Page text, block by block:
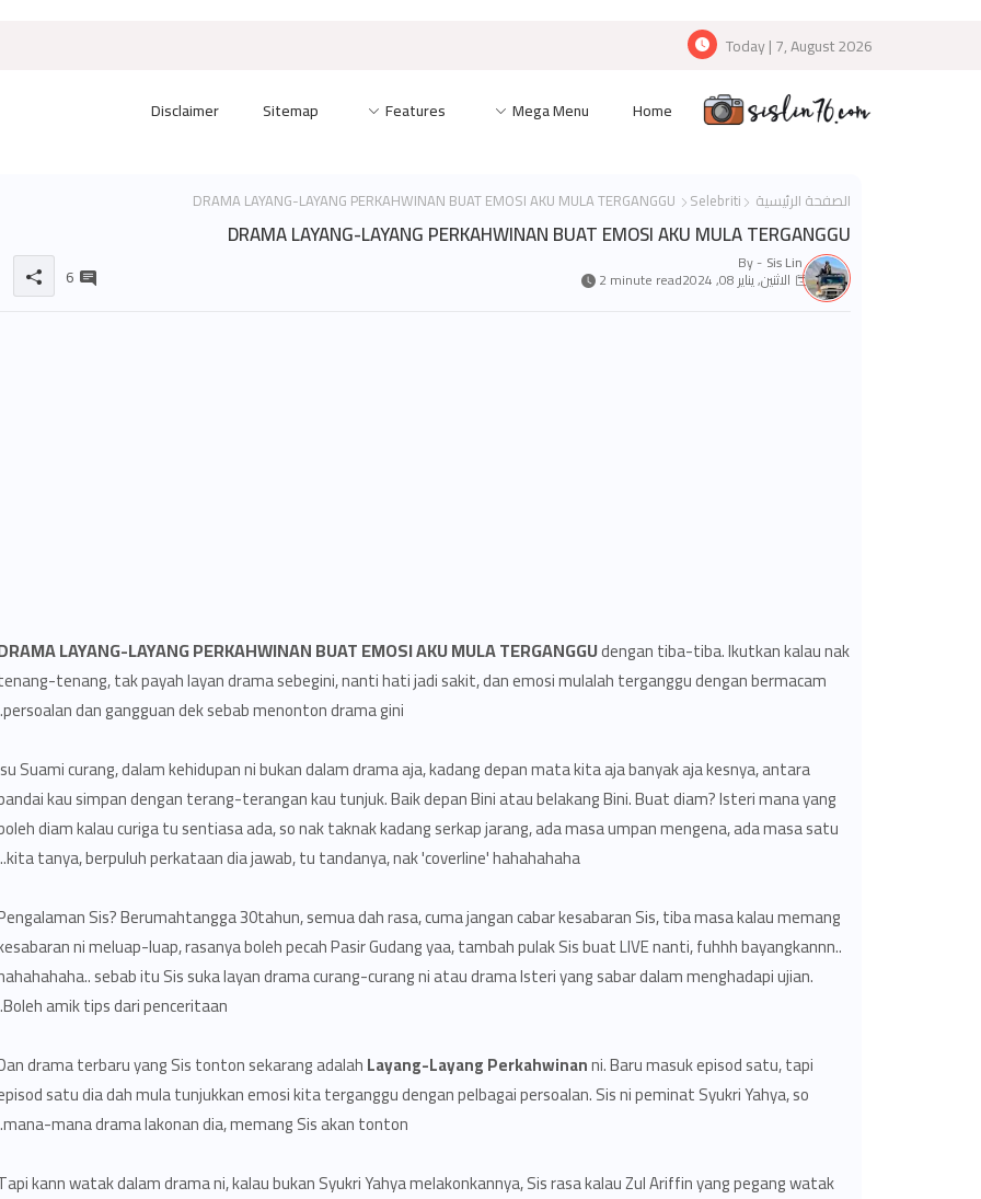
Today | 7, August 2026
Home
Mega Menu
Features
Sitemap
Disclaimer
الصفحة الرئيسية Selebriti
DRAMA LAYANG-LAYANG PERKAHWINAN BUAT EMOSI AKU MULA TERGANGGU
By - Sis Lin
الاثنين, يناير 08, 2024 2 minute read
6
LAYANG-LAYANG PERKAHWINAN BUAT EMOSI AKU MULA TERGANGGUdengan tiba-tiba. Ikutkan kalau nak
tenang, tak payah layan drama sebegini, nanti hati jadi sakit, dan emosi mulalah terganggu dengan bermacam
persoalan dan gangguan dek sebab menonton drama gini.
Suami curang, dalam kehidupan ni bukan dalam drama aja, kadang depan mata kita aja banyak aja kesnya, antara
kau simpan dengan terang-terangan kau tunjuk. Baik depan Bini atau belakang Bini. Buat diam? Isteri mana yang
diam kalau curiga tu sentiasa ada, so nak taknak kadang serkap jarang, ada masa umpan mengena, ada masa satu
kita tanya, berpuluh perkataan dia jawab, tu tandanya, nak 'coverline' hahahahaha..
Sis? Berumahtangga 30tahun, semua dah rasa, cuma jangan cabar kesabaran Sis, tiba masa kalau memang
ni meluap-luap, rasanya boleh pecah Pasir Gudang yaa, tambah pulak Sis buat LIVE nanti, fuhhh bayangkannn..
sebab itu Sis suka layan drama curang-curang ni atau drama Isteri yang sabar dalam menghadapi ujian.
Boleh amik tips dari penceritaan.
drama terbaru yang Sis tonton sekarang adalahLayang-Layang Perkahwinanni. Baru masuk episod satu, tapi
satu dia dah mula tunjukkan emosi kita terganggu dengan pelbagai persoalan. Sis ni peminat Syukri Yahya, so
mana-mana drama lakonan dia, memang Sis akan tonton.
kann watak dalam drama ni, kalau bukan Syukri Yahya melakonkannya, Sis rasa kalau Zul Ariffin yang pegang watak